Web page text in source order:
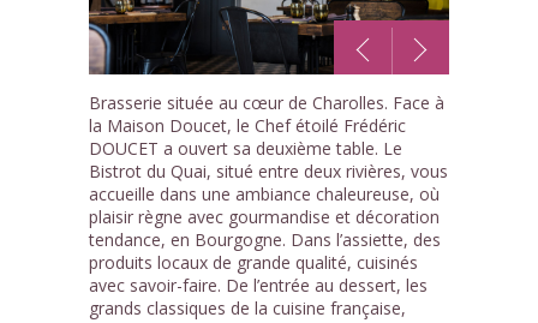
1 /6
Brasserie située au cœur de Charolles. Face à
la Maison Doucet, le Chef étoilé Frédéric
DOUCET a ouvert sa deuxième table. Le
Bistrot du Quai, situé entre deux rivières, vous
accueille dans une ambiance chaleureuse, où
plaisir règne avec gourmandise et décoration
tendance, en Bourgogne. Dans l’assiette, des
produits locaux de grande qualité, cuisinés
avec savoir-faire. De l’entrée au dessert, les
grands classiques de la cuisine française,